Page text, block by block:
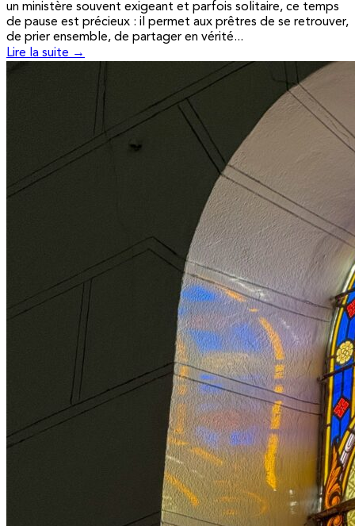
un ministère souvent exigeant et parfois solitaire, ce temps
de pause est précieux : il permet aux prêtres de se retrouver,
de prier ensemble, de partager en vérité...
Lire la suite →